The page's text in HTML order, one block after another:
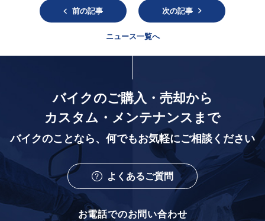
前の記事
ニュース一覧へ
次の記事
バイクのご購入・売却から
カスタム・メンテナンスまで
バイクのことなら、 何でもお気軽にご相談ください
よくあるご質問
お電話でのお問い合わせ